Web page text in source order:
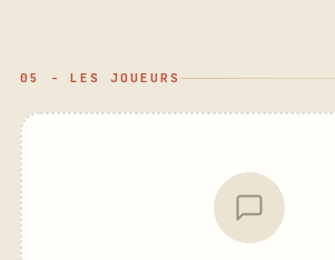
05 - LES JOUEURS